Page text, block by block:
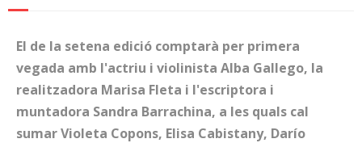
El de la setena edició comptarà per primera
vegada amb l'actriu i violinista Alba Gallego, la
realitzadora Marisa Fleta i l'escriptora i
muntadora Sandra Barrachina, a les quals cal
sumar Violeta Copons, Elisa Cabistany, Darío